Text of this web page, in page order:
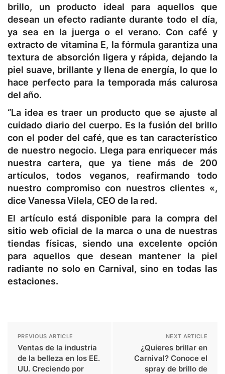
brillo, un producto ideal para aquellos que
desean un efecto radiante durante todo el día,
ya sea en la juerga o el verano. Con café y
extracto de vitamina E, la fórmula garantiza una
textura de absorción ligera y rápida, dejando la
piel suave, brillante y llena de energía, lo que lo
hace perfecto para la temporada más calurosa
del año.
“La idea es traer un producto que se ajuste al
cuidado diario del cuerpo. Es la fusión del brillo
con el poder del café, que es tan característico
de nuestro negocio. Llega para enriquecer más
nuestra cartera, que ya tiene más de 200
artículos, todos veganos, reafirmando todo
nuestro compromiso con nuestros clientes «,
dice Vanessa Vilela, CEO de la red.
El artículo está disponible para la compra del
sitio web oficial de la marca o una de nuestras
tiendas físicas, siendo una excelente opción
para aquellos que desean mantener la piel
radiante no solo en Carnival, sino en todas las
estaciones.
PREVIOUS ARTICLE
Ventas de la industria
de la belleza en los EE.
UU. Creciendo por
NEXT ARTICLE
¿Quieres brillar en
Carnival? Conoce el
spray de brillo de